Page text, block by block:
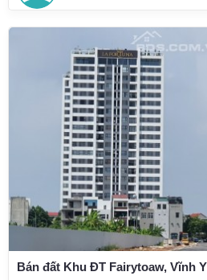
Bán đất Khu ĐT Fairytoaw, Vĩnh